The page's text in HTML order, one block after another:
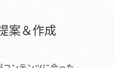
案＆作成